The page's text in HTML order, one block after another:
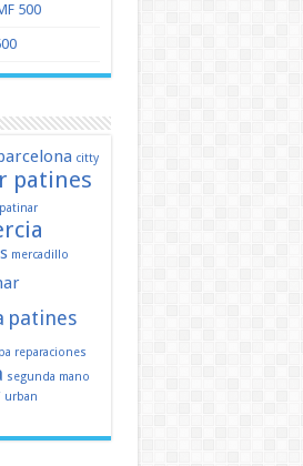
500
citty
patines
mercadillo
patines
reparaciones
segunda mano
urban